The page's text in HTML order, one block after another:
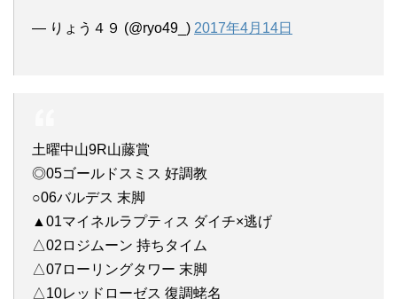
— りょう４９ (@ryo49_) 2017年4月14日
土曜中山9R山藤賞
◎05ゴールドスミス 好調教
○06バルデス 末脚
▲01マイネルラプティス ダイチ×逃げ
△02ロジムーン 持ちタイム
△07ローリングタワー 末脚
△10レッドローゼス 復調蛯名